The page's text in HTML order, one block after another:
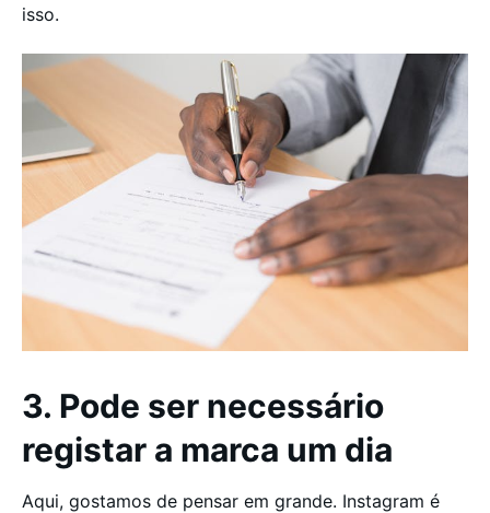
isso.
3. Pode ser necessário
registar a marca um dia
Aqui, gostamos de pensar em grande. Instagram é